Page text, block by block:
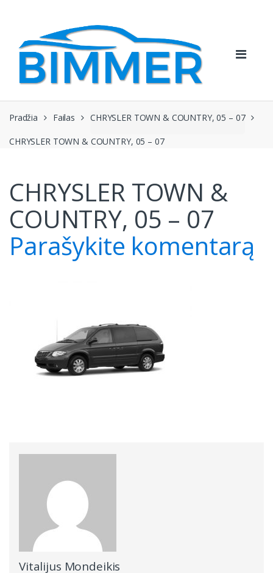
navigacijos
Pradžia Failas CHRYSLER TOWN & COUNTRY, 05 – 07
CHRYSLER TOWN & COUNTRY, 05 – 07
CHRYSLER TOWN &
COUNTRY, 05 – 07
Parašykite komentarą
Vitalijus Mondeikis